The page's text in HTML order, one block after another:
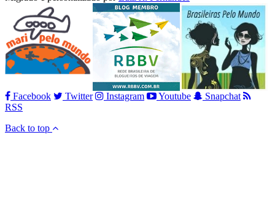
Facebook Twitter Instagram Youtube
Snapchat
RSS
Back to top